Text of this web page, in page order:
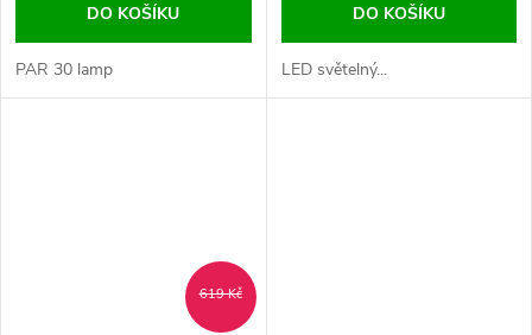
DO KOŠÍKU
PAR 30 lamp
DO KOŠÍKU
LED světelný...
619 Kč